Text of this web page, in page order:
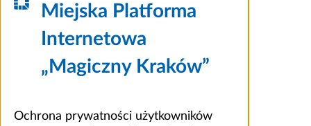
Miejska Platforma
Internetowa
„Magiczny Kraków”
Ochrona prywatności użytkowników